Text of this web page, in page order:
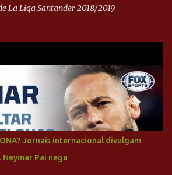
La Liga Santander 2018/2019
Jornais internacional divulgam
Pai nega